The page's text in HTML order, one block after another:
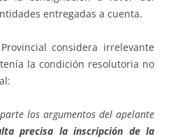
entregadas a cuenta.
considera irrelevante
la condición resolutoria no
los argumentos del apelante
precisa la inscripción de la